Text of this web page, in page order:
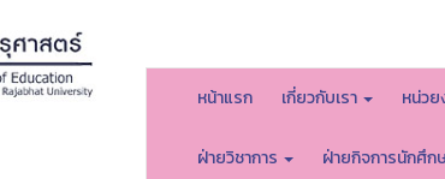
หน้าแรก เกี่ยวกับเรา หน่วย
ฝ่ายวิชาการ ฝ่ายกิจการนักศึก